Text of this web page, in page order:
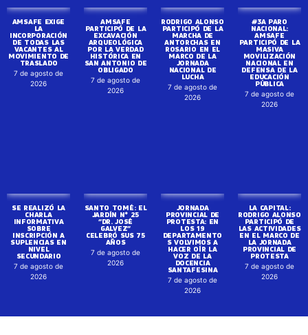
DE TODAS LAS
VACANTES AL
MOVIMIENTO DE
TRASLADO
7 de agosto de
2026
ARQUEOLÓGICA
POR LA VERDAD
HISTÓRICA EN
SAN ANTONIO DE
OBLIGADO
7 de agosto de
2026
ANTORCHAS EN
ROSARIO EN EL
MARCO DE LA
JORNADA
NACIONAL DE
LUCHA
7 de agosto de
2026
PARTICIPÓ DE LA
MASIVA
MOVILIZACIÓN
NACIONAL EN
DEFENSA DE LA
EDUCACIÓN
PÚBLICA
7 de agosto de
2026
NIVEL
SECUNDARIO
7 de agosto de
2026
GALVEZ”
CELEBRÓ SUS 75
AÑOS
7 de agosto de
2026
LOS 19
DEPARTAMENTO
S VOLVIMOS A
HACER OÍR LA
VOZ DE LA
DOCENCIA
SANTAFESINA
7 de agosto de
2026
LAS ACTIVIDADES
EN EL MARCO DE
LA JORNADA
PROVINCIAL DE
PROTESTA
7 de agosto de
2026